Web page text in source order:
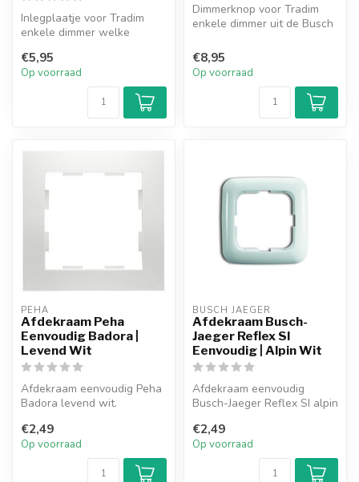
Inlegplaatje voor Tradim
enkele dimmer welke
de Peha...
€5,95
Op voorraad
Dimmerknop voor Tradim
enkele dimmer uit de Busch
he...
€8,95
Op voorraad
PEHA
Afdekraam Peha
Eenvoudig Badora |
Levend Wit
Afdekraam eenvoudig Peha
Badora levend wit.
€2,49
Op voorraad
BUSCH JAEGER
Afdekraam Busch-
Jaeger Reflex SI
Eenvoudig | Alpin Wit
Afdekraam eenvoudig
Busch-Jaeger Reflex SI alpin
€2,49
Op voorraad